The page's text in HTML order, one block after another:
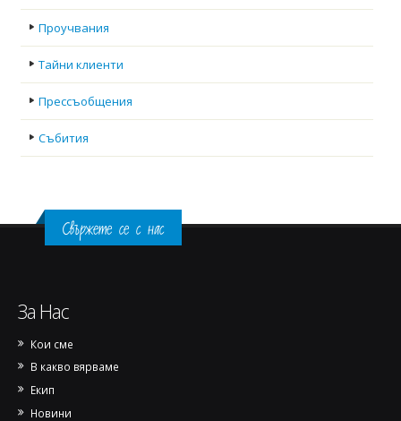
Проучвания
Тайни клиенти
Прессъобщения
Събития
Свържете се с нас
За Нас
Кои сме
В какво вярваме
Екип
Новини